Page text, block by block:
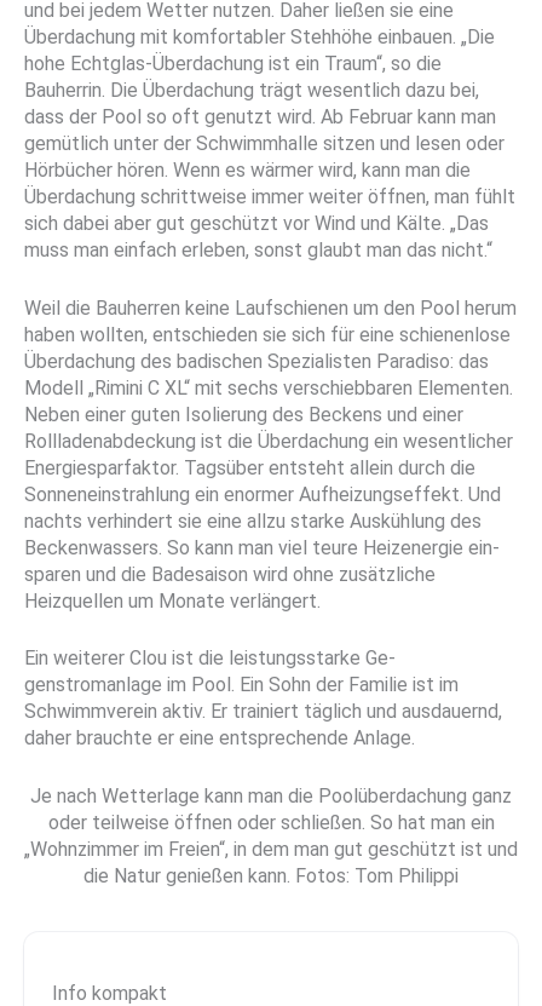
und bei jedem Wetter nutzen. Daher ließen sie eine
Überdachung mit komfortabler Stehhöhe ein­bauen. „Die
hohe Echtglas-Überdachung ist ein Traum“, so die
Bauherrin. Die Überdachung trägt wesentlich dazu bei,
dass der Pool so oft genutzt wird. Ab Februar kann man
gemütlich unter der Schwimmhalle sitzen und lesen oder
Hörbücher hören. Wenn es wärmer wird, kann man die
Überdachung schrittweise im­mer weiter öffnen, man fühlt
sich dabei aber gut geschützt vor Wind und Kälte. „Das
muss man einfach erleben, sonst glaubt man das nicht.“
Weil die Bauherren keine Laufschienen um den Pool herum
haben wollten, entschie­den sie sich für eine schienenlose
Überda­chung des badischen Spezialisten Paradiso: das
Modell „Rimini C XL“ mit sechs verschieb­baren Elementen.
Neben einer guten Isolie­rung des Beckens und einer
Rollladenabde­ckung ist die Überdachung ein wesentlicher
Energiesparfaktor. Tagsüber entsteht allein durch die
Sonneneinstrahlung ein enormer Aufheizungseffekt. Und
nachts verhindert sie eine allzu starke Auskühlung des
Beckenwas­sers. So kann man viel teure Heizenergie ein­
sparen und die Badesaison wird ohne zusätzli­che
Heizquellen um Monate verlängert.
Ein weiterer Clou ist die leistungsstarke Ge­
genstromanlage im Pool. Ein Sohn der Familie ist im
Schwimmverein aktiv. Er trainiert täglich und ausdauernd,
daher brauchte er eine ent­sprechende Anlage.
Je nach Wetterlage kann man die Poolüberdachung ganz
oder teilweise öffnen oder schließen. So hat man ein
„Wohnzimmer im Freien“, in dem man gut geschützt ist und
die Natur genießen kann. Fotos: Tom Philippi
Info kompakt